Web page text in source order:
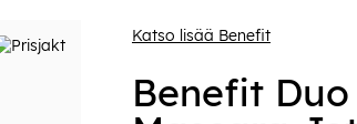
Katso lisää Benefit
Benefit